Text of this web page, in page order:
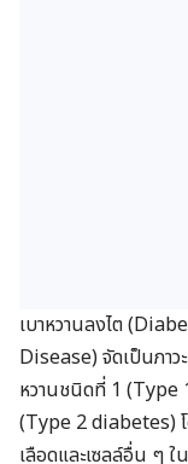
เบาหวานลงไต
Disease) จัดเป็นภา
หวานชนิดที่ 1 (Type
(Type 2 diabetes) โ
เลือดและเซลล์อื่น ๆ